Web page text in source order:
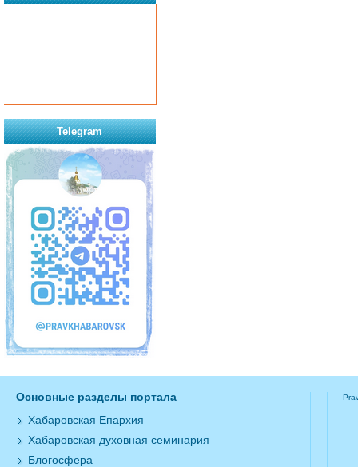
Telegram
Основные разделы портала
Хабаровская Епархия
Хабаровская духовная семинария
Блогосфера